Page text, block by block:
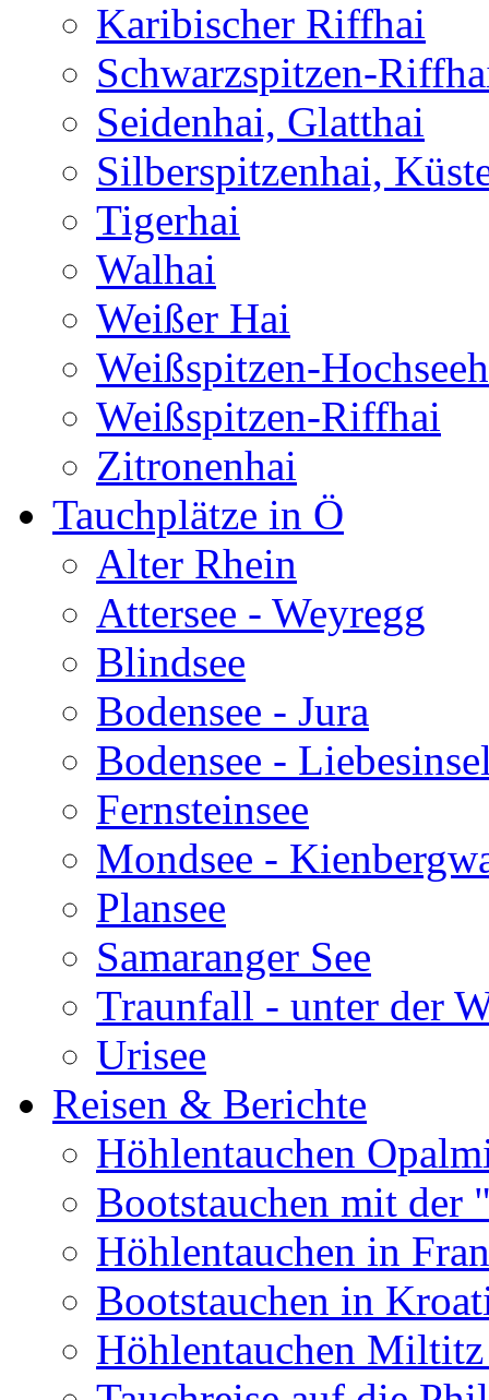
Karibischer Riffhai
Schwarzspitzen-
Seidenhai, Glatthai
Silberspitzenhai,
Tigerhai
Walhai
Weißer Hai
Weißspitzen-
Weißspitzen-Riffhai
Zitronenhai
Tauchplätze in Ö
Alter Rhein
Attersee - Weyregg
Blindsee
Bodensee - Jura
Bodensee -
Fernsteinsee
Mondsee -
Plansee
Samaranger See
Traunfall - unter der
Urisee
Reisen & Berichte
Höhlentauchen
Bootstauchen mit
Höhlentauchen in
Bootstauchen in
Höhlentauchen